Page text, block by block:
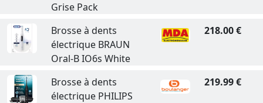
Grise Pack
Brosse à dents
électrique BRAUN
Oral-B IO6s White
218.00 €
Brosse à dents
électrique PHILIPS
219.99 €